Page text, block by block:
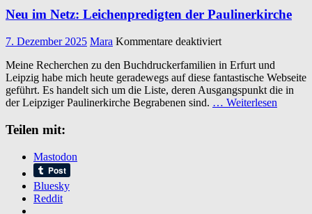
Neu im Netz: Leichenpredigten der Paulinerkirche
7. Dezember 2025 Mara Kommentare deaktiviertfür
im
Netz:
Leichenpredigten
der
Meine Recherchen zu den Buchdruckerfamilien in Erfurt und
Leipzig habe mich heute geradewegs auf diese fantastische Webseite
geführt. Es handelt sich um die Liste, deren Ausgangspunkt die in
der Leipziger Paulinerkirche Begrabenen sind. … Weiterlesen
Teilen mit:
Mastodon
Bluesky
Reddit